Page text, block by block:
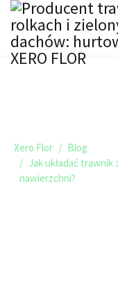
Xero Flor
Blog
Jak układać
nawierzchni?